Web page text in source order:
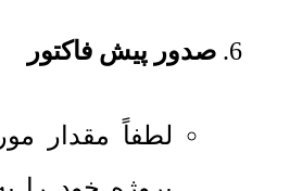
صدور پیش فاکتور
لطفاً مقدار